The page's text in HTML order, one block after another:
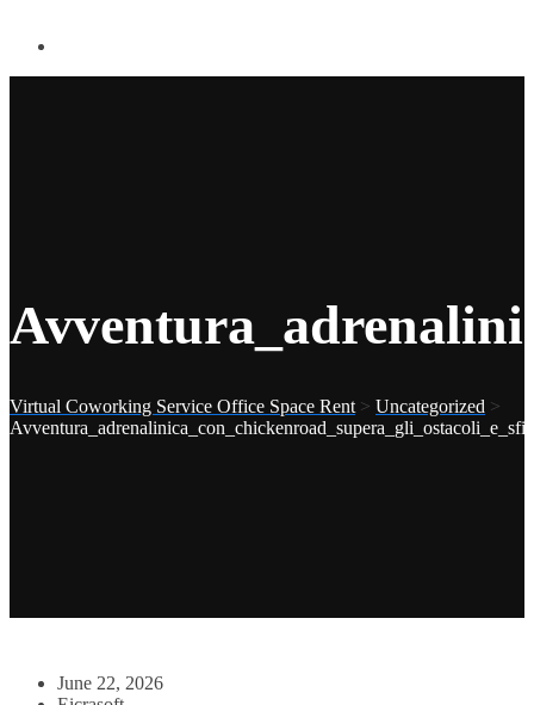
Virtual Coworking Service Office Space Rent > Uncategorized >
June 22, 2026